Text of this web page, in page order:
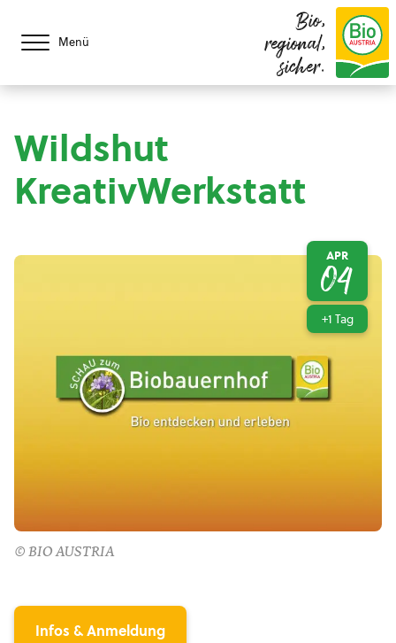
Menü
Bio,
regional,
sicher.
Wildshut
KreativWerkstatt
© BIO AUSTRIA
APR
04
+1 Tag
Infos & Anmeldung